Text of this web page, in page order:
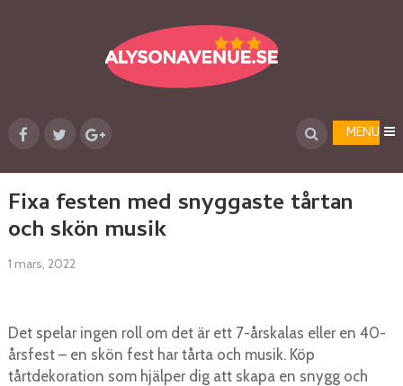
MENU
Fixa festen med snyggaste tårtan
och skön musik
1 mars, 2022
Det spelar ingen roll om det är ett 7-årskalas eller en 40-
årsfest – en skön fest har tårta och musik. Köp
tårtdekoration som hjälper dig att skapa en snygg och